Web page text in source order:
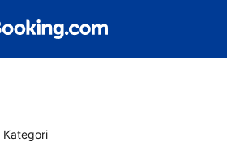
Kategori